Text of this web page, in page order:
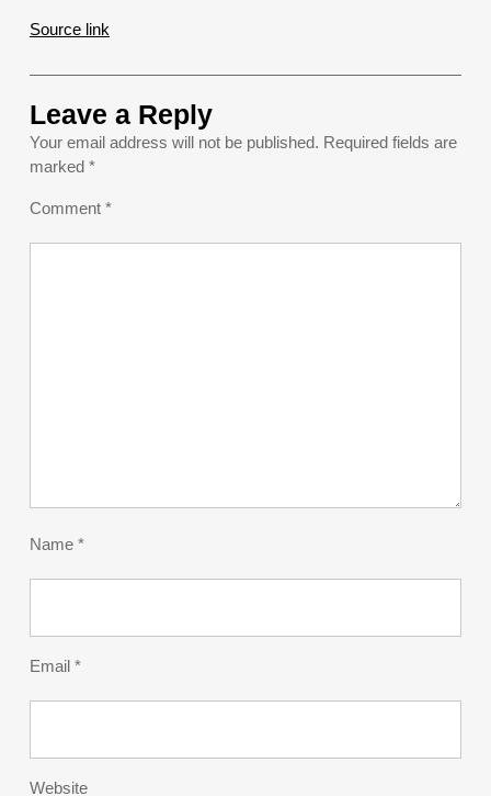
Source link
Leave a Reply
Your email address will not be published. Required fields are
marked *
Comment *
Name *
Email *
Website